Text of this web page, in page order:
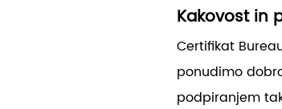
Kakovost in
Certifikat
ponudimo
podpiranjem